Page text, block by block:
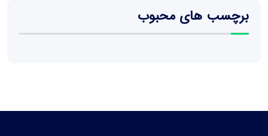
برچسب های محبوب